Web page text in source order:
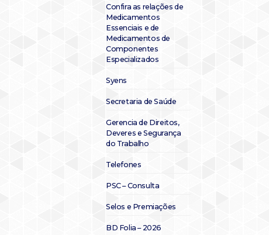
Confira as relações de
Medicamentos
Essenciais e de
Medicamentos de
Componentes
Especializados
Syens
Secretaria de Saúde
Gerencia de Direitos,
Deveres e Segurança
do Trabalho
Telefones
PSC – Consulta
Selos e Premiações
BD Folia – 2026